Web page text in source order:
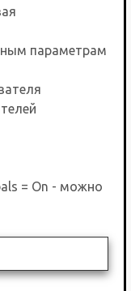
параметрам
= On - можно